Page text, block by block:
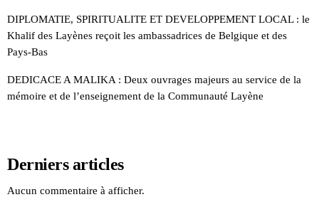
DIPLOMATIE, SPIRITUALITE ET DEVELOPPEMENT LOCAL : le
Khalif des Layènes reçoit les ambassadrices de Belgique et des
Pays-Bas
DEDICACE A MALIKA : Deux ouvrages majeurs au service de la
mémoire et de l’enseignement de la Communauté Layène
Derniers articles
Aucun commentaire à afficher.